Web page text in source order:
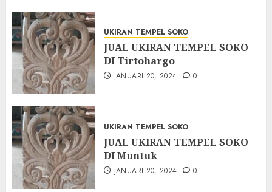
UKIRAN TEMPEL SOKO
JUAL UKIRAN TEMPEL SOKO
DI Tirtohargo
JANUARI 20, 2024 0
UKIRAN TEMPEL SOKO
JUAL UKIRAN TEMPEL SOKO
DI Muntuk
JANUARI 20, 2024 0